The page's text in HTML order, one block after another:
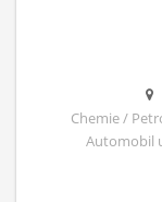
Chemie /
Automobil